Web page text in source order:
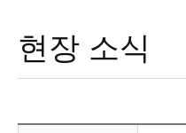
현장 소식